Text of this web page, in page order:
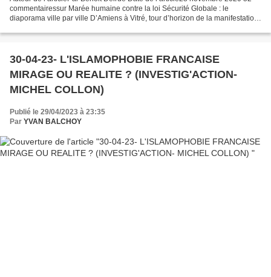
commentairessur Marée humaine contre la loi Sécurité Globale : le
diaporama ville par ville D’Amiens à Vitré, tour d’horizon de la manifestation
30-04-23- L'ISLAMOPHOBIE FRANCAISE
MIRAGE OU REALITE ? (INVESTIG'ACTION-
MICHEL COLLON)
Publié le 29/04/2023 à 23:35
Par YVAN BALCHOY